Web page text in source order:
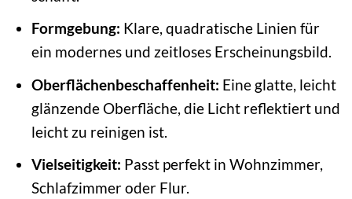
Formgebung: Klare, quadratische Linien für
ein modernes und zeitloses Erscheinungsbild.
Oberflächenbeschaffenheit: Eine glatte, leicht
glänzende Oberfläche, die Licht reflektiert und
leicht zu reinigen ist.
Vielseitigkeit: Passt perfekt in Wohnzimmer,
Schlafzimmer oder Flur.